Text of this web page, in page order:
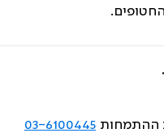
ההתמחות 03-6100445